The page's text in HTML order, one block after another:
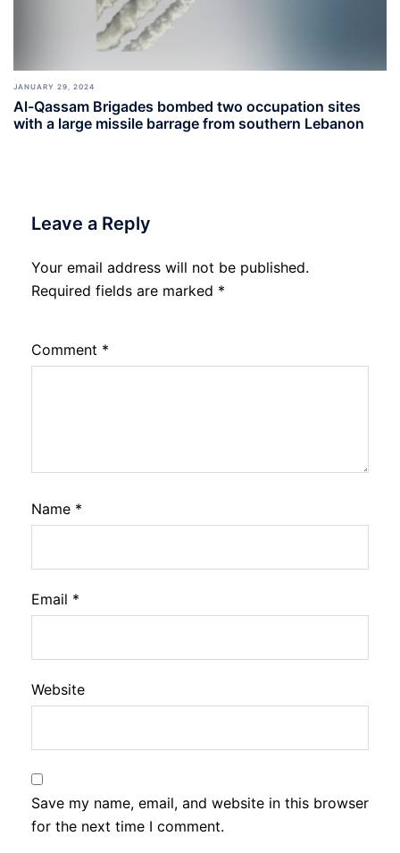
JANUARY 29, 2024
Al-Qassam Brigades bombed two occupation sites
with a large missile barrage from southern Lebanon
Leave a Reply
Your email address will not be published.
Required fields are marked *
Comment *
Name *
Email *
Website
Save my name, email, and website in this browser
for the next time I comment.